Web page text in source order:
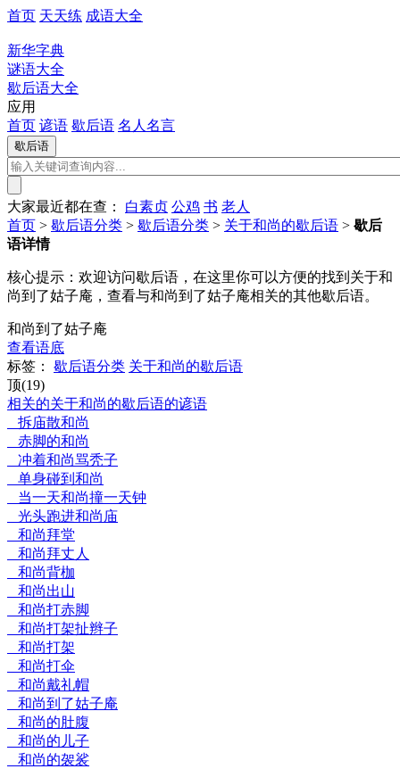
首页 天天练 成语大全
新华字典
谜语大全
歇后语大全
应用
首页 谚语 歇后语 名人名言
大家最近都在查： 白素贞 公鸡 书 老人
首页 > 歇后语分类 > 歇后语分类 > 关于和尚的歇后语 > 歇后
语详情
核心提示： 欢迎访问歇后语，在这里你可以方便的找到关于和
尚到了姑子庵，查看与和尚到了姑子庵相关的其他歇后语。
和尚到了姑子庵
查看语底
标签：
歇后语分类 关于和尚的歇后语
顶(19)
相关的关于和尚的歇后语的谚语
拆庙散和尚
赤脚的和尚
冲着和尚骂秃子
单身碰到和尚
当一天和尚撞一天钟
光头跑进和尚庙
和尚拜堂
和尚拜丈人
和尚背枷
和尚出山
和尚打赤脚
和尚打架扯辫子
和尚打架
和尚打伞
和尚戴礼帽
和尚到了姑子庵
和尚的肚腹
和尚的儿子
和尚的袈裟